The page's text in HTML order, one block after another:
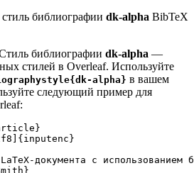
библиографии dk-alpha BibTeX
библиографии dk-alpha —
стилей в Overleaf. Используйте
alpha} в вашем
следующий пример для
}
]{ inputenc }
документа с